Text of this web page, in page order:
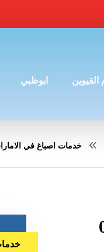
القيوين ابوظبي
خدمات اصباغ في